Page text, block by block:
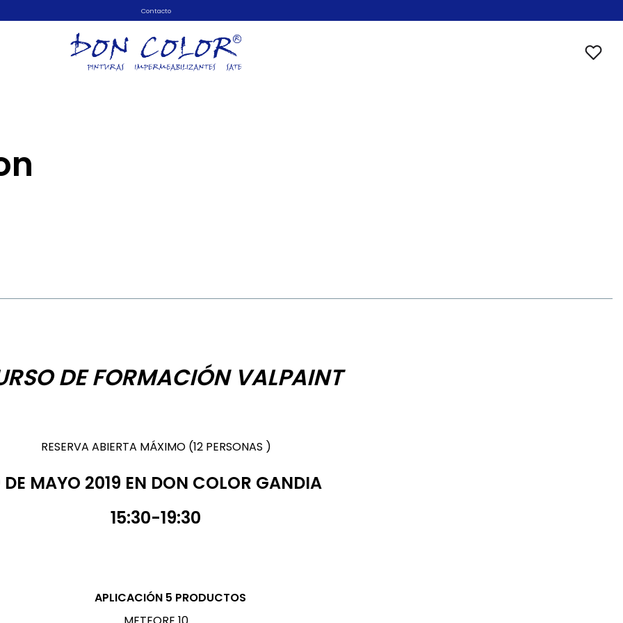
Contacto
DE FORMACIÓN VALPAINT
RESERVA ABIERTA MÁXIMO (12 PERSONAS )
DE MAYO 2019 EN DON COLOR GANDIA
15:30-19:30
5 PRODUCTOS